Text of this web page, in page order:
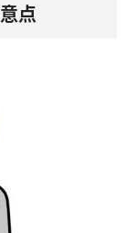
点